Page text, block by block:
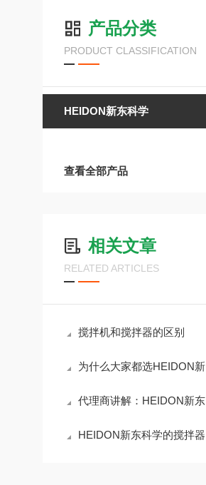
产品分类
PRODUCT CLASSIFICATION
HEIDON新东科学
查看全部产品
相关文章
RELATED ARTICLES
搅拌机和搅拌器的区别
为什么大家都选HEIDON新东科学气动搅拌器？
代理商讲解：HEIDON新东科学BLh3000大功率电动搅拌器
HEIDON新东科学的搅拌器有什么优势？